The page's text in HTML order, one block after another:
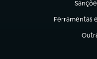
(abre
Ferramentas
(abre em